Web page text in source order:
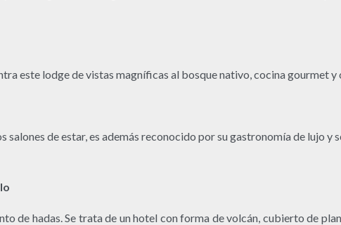
este lodge de vistas magníficas al bosque nativo, cocina gourmet y
de estar, es además reconocido por su gastronomía de lujo
de hadas. Se trata de un hotel con forma de volcán, cubierto de